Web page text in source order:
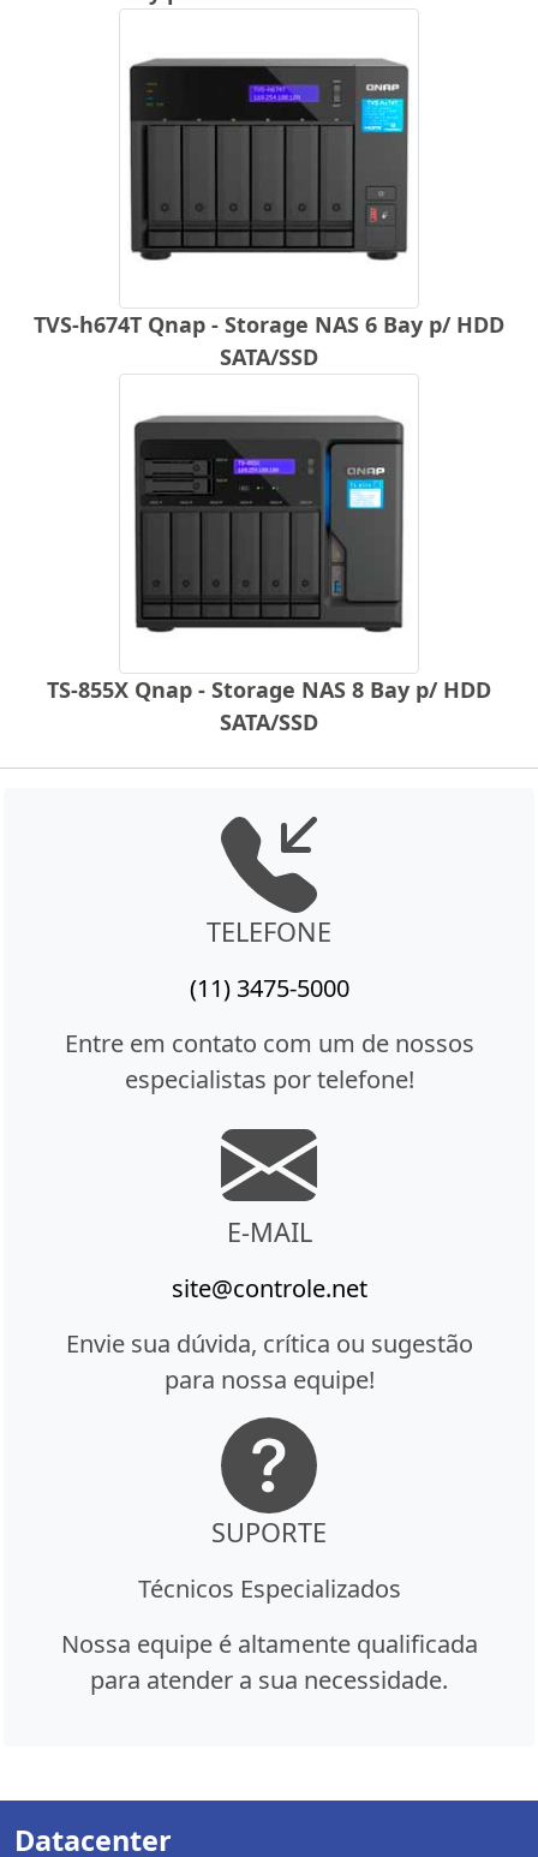
TVS-h674T Qnap - Storage NAS 6 Bay p/ HDD
SATA/SSD
TS-855X Qnap - Storage NAS 8 Bay p/ HDD
SATA/SSD
TELEFONE
(11) 3475-5000
Entre em contato com um de nossos
especialistas por telefone!
E-MAIL
site@controle.net
Envie sua dúvida, crítica ou sugestão
para nossa equipe!
SUPORTE
Técnicos Especializados
Nossa equipe é altamente qualificada
para atender a sua necessidade.
Datacenter